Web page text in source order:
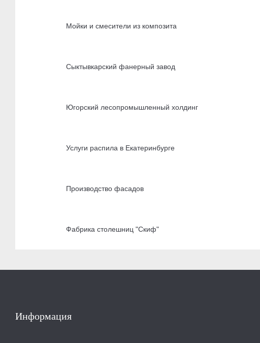
Мойки и смесители из композита
Сыктывкарский фанерный завод
Югорский лесопромышленный холдинг
Услуги распила в Екатеринбурге
Производство фасадов
Фабрика столешниц "Скиф"
Информация